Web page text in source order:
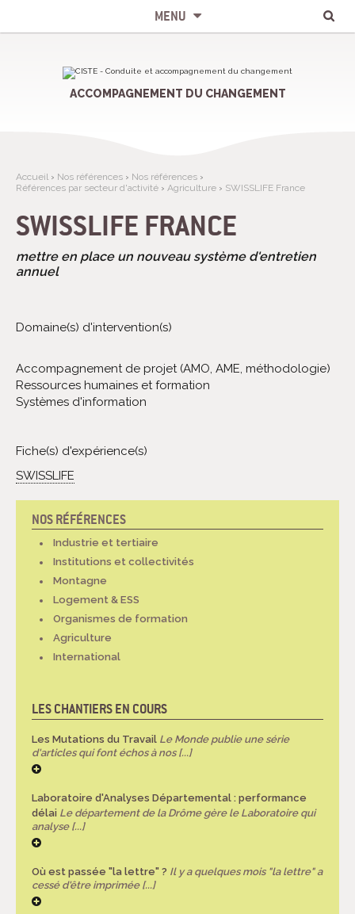
MENU
ACCOMPAGNEMENT DU CHANGEMENT
Accueil › Nos références › Nos références ›
Références par secteur d'activité › Agriculture › SWISSLIFE France
SWISSLIFE FRANCE
mettre en place un nouveau système d'entretien
annuel
Domaine(s) d'intervention(s)
Accompagnement de projet (AMO, AME, méthodologie)
Ressources humaines et formation
Systèmes d'information
Fiche(s) d'expérience(s)
SWISSLIFE
NAVIGATION
NOS RÉFÉRENCES
Industrie et tertiaire
Institutions et collectivités
Montagne
Logement & ESS
Organismes de formation
Agriculture
International
LES CHANTIERS EN COURS
Les Mutations du Travail Le Monde publie une série
d'articles qui font échos à nos [...]
Laboratoire d'Analyses Départemental : performance
délai Le département de la Drôme gère le Laboratoire qui
analyse [...]
Où est passée "la lettre" ? Il y a quelques mois "la lettre" a
cessé d'être imprimée [...]